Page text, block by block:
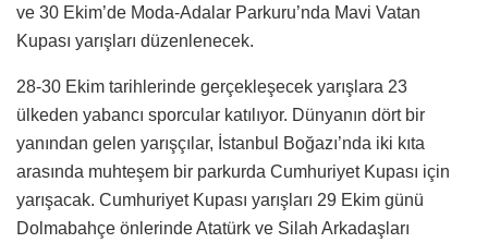
ve 30 Ekim’de Moda-Adalar Parkuru’nda Mavi Vatan
Kupası yarışları düzenlenecek.
28-30 Ekim tarihlerinde gerçekleşecek yarışlara 23
ülkeden yabancı sporcular katılıyor. Dünyanın dört bir
yanından gelen yarışçılar, İstanbul Boğazı’nda iki kıta
arasında muhteşem bir parkurda Cumhuriyet Kupası için
yarışacak. Cumhuriyet Kupası yarışları 29 Ekim günü
Dolmabahçe önlerinde Atatürk ve Silah Arkadaşları